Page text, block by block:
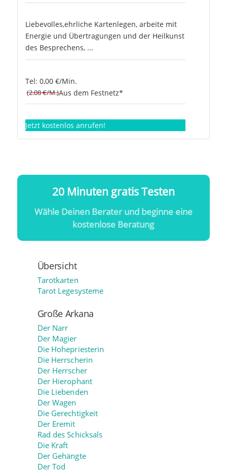
Liebevolles,ehrliche Kartenlegen, arbeite mit
Energie und Übertragungen und der Heilkunst
des Besprechens, ...
Tel: 0,00 €/Min.
(2.08 €/M.)Aus dem Festnetz*
Jetzt kostenlos anrufen!
20 Minuten gratis Testen
Wähle Deinen Berater und beginne eine
kostenlose Beratung
Übersicht
Tarotkarten
Tarot Legesysteme
Große Arkana
Der Narr
Der Magier
Die Hohepriesterin
Die Herrscherin
Der Herrscher
Der Hierophant
Die Liebenden
Der Wagen
Die Gerechtigkeit
Der Eremit
Rad des Schicksals
Die Kraft
Der Gehängte
Der Tod